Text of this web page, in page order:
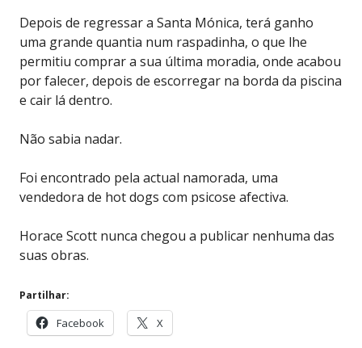
Depois de regressar a Santa Mónica, terá ganho
uma grande quantia num raspadinha, o que lhe
permitiu comprar a sua última moradia, onde acabou
por falecer, depois de escorregar na borda da piscina
e cair lá dentro.
Não sabia nadar.
Foi encontrado pela actual namorada, uma
vendedora de hot dogs com psicose afectiva.
Horace Scott nunca chegou a publicar nenhuma das
suas obras.
Partilhar:
Facebook X